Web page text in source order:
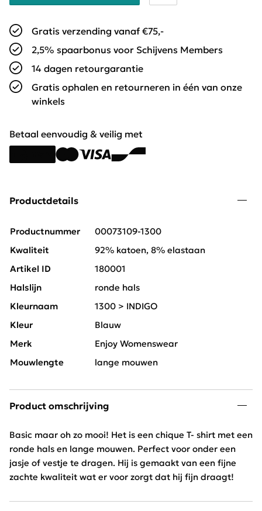
Gratis verzending vanaf €75,-
2,5% spaarbonus voor Schijvens Members
14 dagen retourgarantie
Gratis ophalen en retourneren in één van onze
winkels
Betaal eenvoudig & veilig met
Productdetails
Productnummer
00073109-1300
Kwaliteit
92% katoen, 8% elastaan
Artikel ID
180001
Halslijn
ronde hals
Kleurnaam
1300 > INDIGO
Kleur
Blauw
Merk
Enjoy Womenswear
Mouwlengte
lange mouwen
Product omschrijving
Basic maar oh zo mooi! Het is een chique T- shirt met een
ronde hals en lange mouwen. Perfect voor onder een
jasje of vestje te dragen. Hij is gemaakt van een fijne
zachte kwaliteit wat er voor zorgt dat hij fijn draagt!